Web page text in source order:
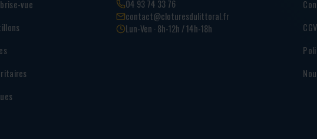
vue
04 93 74 33 76
contact@cloturesdulittoral.fr
Lun-Ven · 8h-12h / 14h-18h
CGV